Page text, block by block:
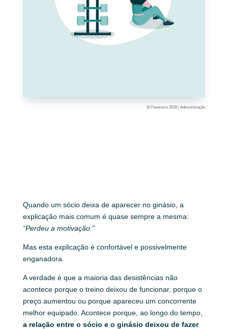
10 Fevereiro 2026 |Administração
Quando um sócio deixa de aparecer no ginásio, a
explicação mais comum é quase sempre a mesma:
“Perdeu a motivação.”
Mas esta explicação é confortável e possivelmente
enganadora.
A verdade é que a maioria das desistências não
acontece porque o treino deixou de funcionar, porque o
preço aumentou ou porque apareceu um concorrente
melhor equipado. Acontece porque, ao longo do tempo,
a relação entre o sócio e o ginásio deixou de fazer